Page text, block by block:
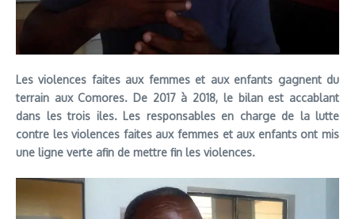
Les violences faites aux femmes et aux enfants gagnent du
terrain aux Comores. De 2017 à 2018, le bilan est accablant
dans les trois iles. Les responsables en charge de la lutte
contre les violences faites aux femmes et aux enfants ont mis
une ligne verte afin de mettre fin les violences.